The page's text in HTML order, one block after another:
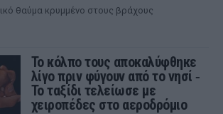
θαύμα κρυμμένο στους βράχους
Το κόλπο τους αποκαλύφθηκε
λίγο πριν φύγουν από το νησί ‑
Το ταξίδι τελείωσε με
χειροπέδες στο αεροδρόμιο